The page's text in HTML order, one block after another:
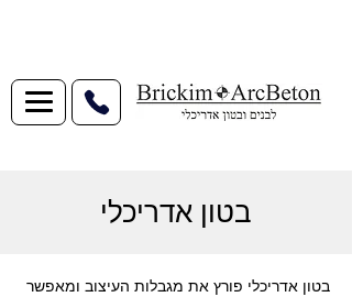
בטון אדריכלי
בטון אדריכלי פורץ את מגבלות העיצוב ומאפשר